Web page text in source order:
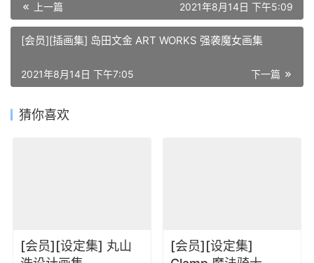
上一篇 2021年8月14日 下午5:09
[会员][插画集] 岛田文金 ART WORKS 强袭魔女画集
下一篇
2021年8月14日 下午7:05
猜你喜欢
[会员][设定集] 丸山
[会员][设定集]